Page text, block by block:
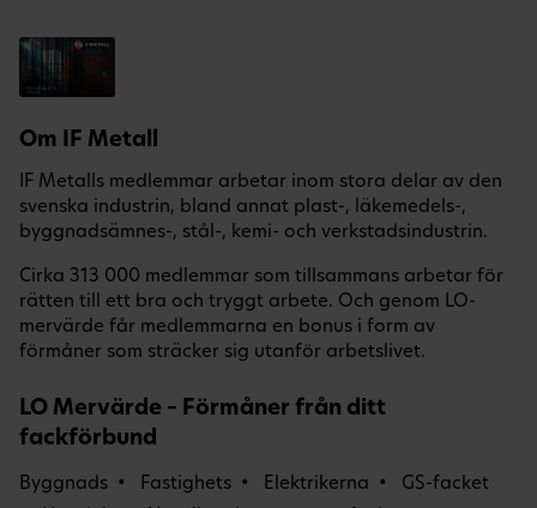
Om IF Metall
IF Metalls medlemmar arbetar inom stora delar av den
svenska industrin, bland annat plast-, läkemedels-,
byggnadsämnes-, stål-, kemi- och verkstadsindustrin.
Cirka 313 000 medlemmar som tillsammans arbetar för
rätten till ett bra och tryggt arbete. Och genom LO-
mervärde får medlemmarna en bonus i form av
förmåner som sträcker sig utanför arbetslivet.
LO Mervärde – Förmåner från ditt
fackförbund
Byggnads Fastighets Elektrikerna
GS-facket